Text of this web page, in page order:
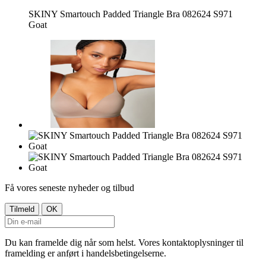
SKINY Smartouch Padded Triangle Bra 082624 S971
Goat
Få vores seneste nyheder og tilbud
Du kan framelde dig når som helst. Vores kontaktoplysninger til
framelding er anført i handelsbetingelserne.